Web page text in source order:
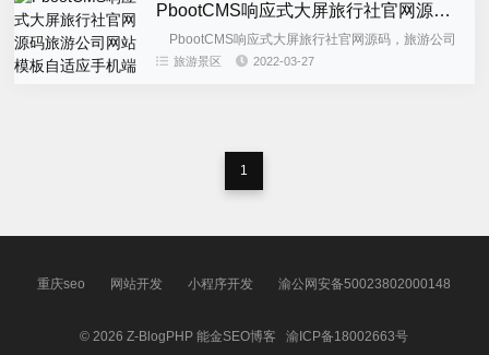
PbootCMS响应式大屏旅行社官网源码旅游公司网站模板自适应手机端
PbootCMS响应式大屏旅行社官网源码，旅游公司
网站模板自适应手机端，本模板为响应式布局，多端
旅游景区 2022-03-27
1
重庆seo 网站开发 小程序开发 渝公网安备50023802000148
© 2026Z-BlogPHP 能金SEO博客渝ICP备18002663号